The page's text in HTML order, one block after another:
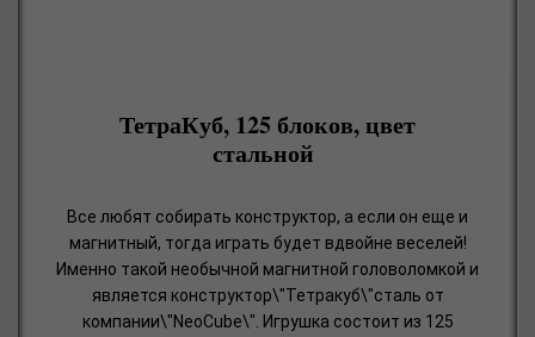
ТетраКуб, 125 блоков, цвет
стальной
Все любят собирать конструктор, а если он еще и
магнитный, тогда играть будет вдвойне веселей!
Именно такой необычной магнитной головоломкой и
является конструктор\"Тетракуб\"сталь от
компании\"NeoCube\". Игрушка состоит из 125